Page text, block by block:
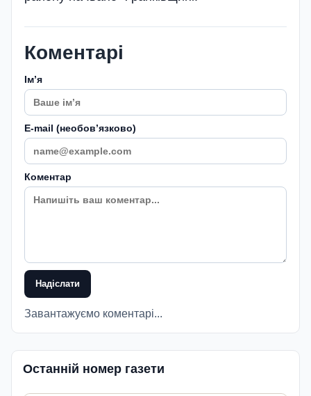
Коментарі
Імʼя
E-mail (необовʼязково)
Коментар
Надіслати
Завантажуємо коментарі...
Останній номер газети